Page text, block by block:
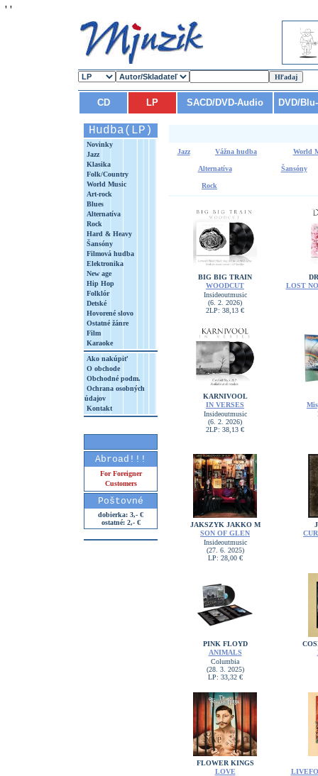
' '
CD LP SACD/DVD-Audio DVD/
Hudba(LP)
Novinky
Jazz
Klasika
Folk/Country
World Music
Art-rock
Blues
Alternatíva
Rock
Hard & Heavy
Šansóny
Filmová hudba
Elektronika
New age
Hip Hop
Folklór
Detské
Hovorené slovo
Ostatné žánre
Film
Karaoke
Ako nakúpiť
O obchode
Obchodné podm.
Ochrana osobných
údajov
Kontakt
Abroad!!!
For Foreigner
Customers
Poštovné
dobierka: 3,- €
ostatné: 2,- €
Jazz Vážna hudba World
Alternatíva Šansóny
Rock
BIG BIG TRAIN
WOODCUT
Insideoutmusic
(6. 2. 2026)
2LP: 38,13 €
LOST
KARNIVOOL
IN VERSES
Insideoutmusic
(6. 2. 2026)
2LP: 38,13 €
JAKSZYK JAKKO M
SON OF GLEN
Insideoutmusic
(27. 6. 2025)
LP: 28,00 €
PINK FLOYD
ANIMALS
Columbia
(28. 3. 2025)
LP: 33,32 €
FLOWER KINGS
LOVE